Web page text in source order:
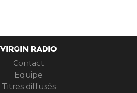
VIRGIN RADIO
Contact
Equipe
Titres diffusés